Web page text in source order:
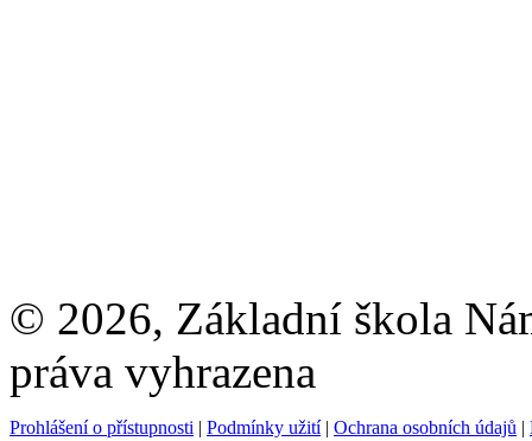
© 2026, Základní škola
práva vyhrazena
Prohlášení o přístupnosti | Podmínky užití| Ochrana osobních údajů |